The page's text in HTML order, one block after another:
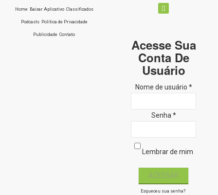
Home Baixar Aplicativo Classificados
Podcasts Política de Privacidade
Publicidade Contato
Acesse Sua
Conta De
Usuário
Nome de usuário *
Senha *
Lembrar de mim
Esqueceu sua senha?